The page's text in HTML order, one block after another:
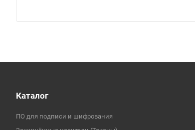
Каталог
ПО для подписи и шифрования